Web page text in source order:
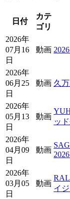
日付
カテ
ゴリ
2026年
07月16
日
動画
2026年
06月25
日
動画 久
2026年
05月13
日
動画
ッ
2026年
04月09
日
動画
2026年
03月05
日
動画
イ